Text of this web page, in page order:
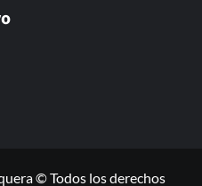
© Todos los derechos